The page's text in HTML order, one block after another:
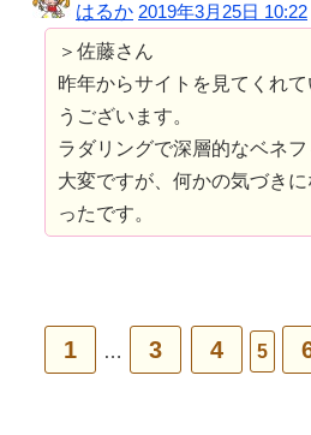
はるか 2019年3月25日 10:22
＞佐藤さん
昨年からサイトを見てくれ
うございます。
ラダリングで深層的なベネ
大変ですが、何かの気づき
ったです。
1 … 3 4 5